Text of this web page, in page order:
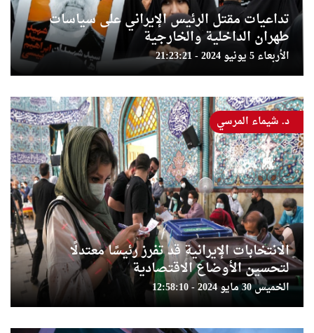
تداعيات مقتل الرئيس الإيراني على سياسات
طهران الداخلية والخارجية
الأربعاء 5 يونيو 2024 - 21:23:21
الانتخابات الإيرانية قد تفرز رئيسًا معتدلًا
لتحسين الأوضاع الاقتصادية
الخميس 30 مايو 2024 - 12:58:10
د. شيماء المرسي